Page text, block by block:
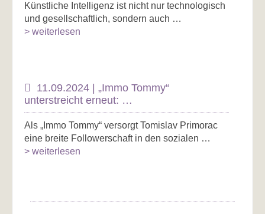
Künstliche Intelligenz ist nicht nur technologisch
und gesellschaftlich, sondern auch …
> weiterlesen
11.09.2024 | „Immo Tommy“
unterstreicht erneut: …
Als „Immo Tommy“ versorgt Tomislav Primorac
eine breite Followerschaft in den sozialen …
> weiterlesen